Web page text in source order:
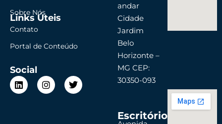
Links Úteis
Sobre Nós
Contato
Portal de Conteúdo
Social
L
i
n
I
n
s
T
w
i
andar
Cidade
Jardim
Belo
Horizonte –
MG CEP:
30350-093
Escritório